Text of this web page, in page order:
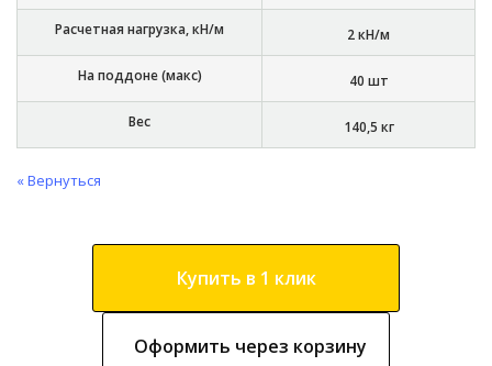
Расчетная нагрузка, кН/м 2 кН/м
На поддоне (макс) 40 шт
Вес 140,5 кг
« Вернуться
Купить в 1 клик
Оформить через корзину